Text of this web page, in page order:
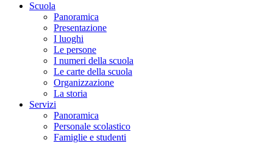
Scuola
Panoramica
Presentazione
I luoghi
Le persone
I numeri della scuola
Le carte della scuola
Organizzazione
La storia
Servizi
Panoramica
Personale scolastico
Famiglie e studenti